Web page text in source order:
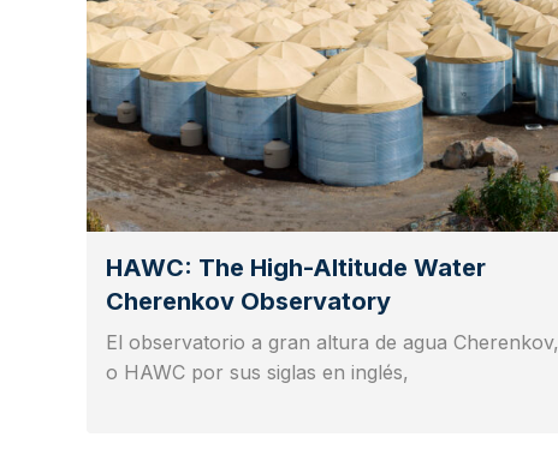
HAWC: The High-Altitude Water
Cherenkov Observatory
El observatorio a gran altura de agua Cherenkov,
o HAWC por sus siglas en inglés,